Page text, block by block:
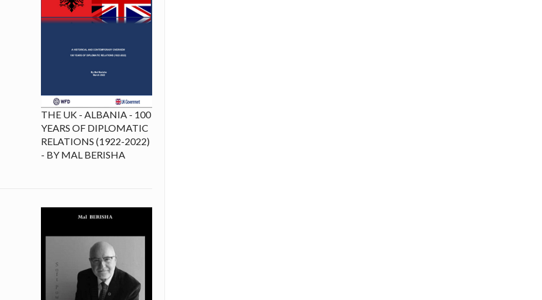
THE UK - ALBANIA - 100
YEARS OF DIPLOMATIC
RELATIONS (1922-2022)
- BY MAL BERISHA